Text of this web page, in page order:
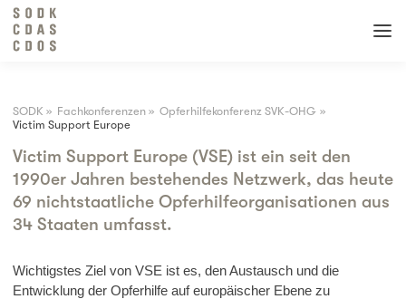
SODK » Fachkonferenzen » Opferhilfekonferenz SVK-OHG »
Victim Support Europe
Victim Support Europe (VSE) ist ein seit den
1990er Jahren bestehendes Netzwerk, das heute
69 nichtstaatliche Opferhilfeorganisationen aus
34 Staaten umfasst.
Wichtigstes Ziel von VSE ist es, den Austausch und die
Entwicklung der Opferhilfe auf europäischer Ebene zu